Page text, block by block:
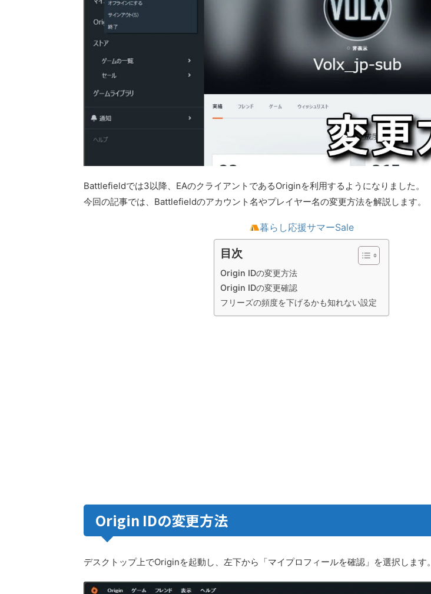
Battlefieldでは3以降、EAのクライアントであるOriginを利用するようになりました。
今回の記事では、Battlefieldのアカウント名やプレイヤー名の変更方法を解説します。
暮らし応援サマーSale
目次
Origin IDの変更方法
Origin IDの変更確認
フリーズの頻度を下げるかも知れない設定
Origin IDの変更方法
デスクトップ上でOriginを起動し、左下から「マイプロフィールを確認」を選択します。